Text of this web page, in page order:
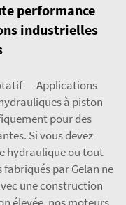
performance
industrielles
— Applications
à piston
pour des
Si vous devez
hydraulique ou tout
par Gelan ne
une construction